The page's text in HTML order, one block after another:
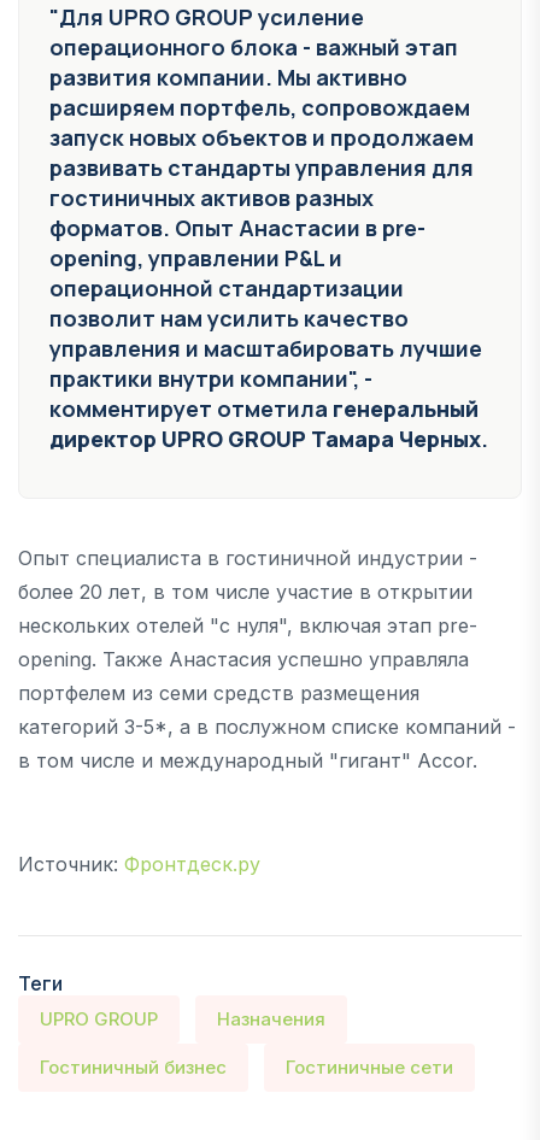
"Для UPRO GROUP усиление
операционного блока - важный этап
развития компании. Мы активно
расширяем портфель, сопровождаем
запуск новых объектов и продолжаем
развивать стандарты управления для
гостиничных активов разных
форматов. Опыт Анастасии в pre-
opening, управлении P&L и
операционной стандартизации
позволит нам усилить качество
управления и масштабировать лучшие
практики внутри компании", -
комментирует отметила генеральный
директор UPRO GROUP Тамара Черных.
Опыт специалиста в гостиничной индустрии -
более 20 лет, в том числе участие в открытии
нескольких отелей "с нуля", включая этап pre-
opening. Также Анастасия успешно управляла
портфелем из семи средств размещения
категорий 3-5*, а в послужном списке компаний -
в том числе и международный "гигант" Accor.
Источник: Фронтдеск.ру
Теги
UPRO GROUP Назначения
Гостиничный бизнес Гостиничные сети